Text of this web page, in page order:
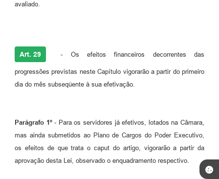
avaliado.
Art. 29 - Os efeitos financeiros decorrentes das
progressões previstas neste Capítulo vigorarão a partir do primeiro
dia do mês subseqüente à sua efetivação.
Parágrafo 1º- Para os servidores já efetivos, lotados na Câmara,
mas ainda submetidos ao Plano de Cargos do Poder Executivo,
os efeitos de que trata o caput do artigo, vigorarão a partir da
aprovação desta Lei, observado o enquadramento respectivo.